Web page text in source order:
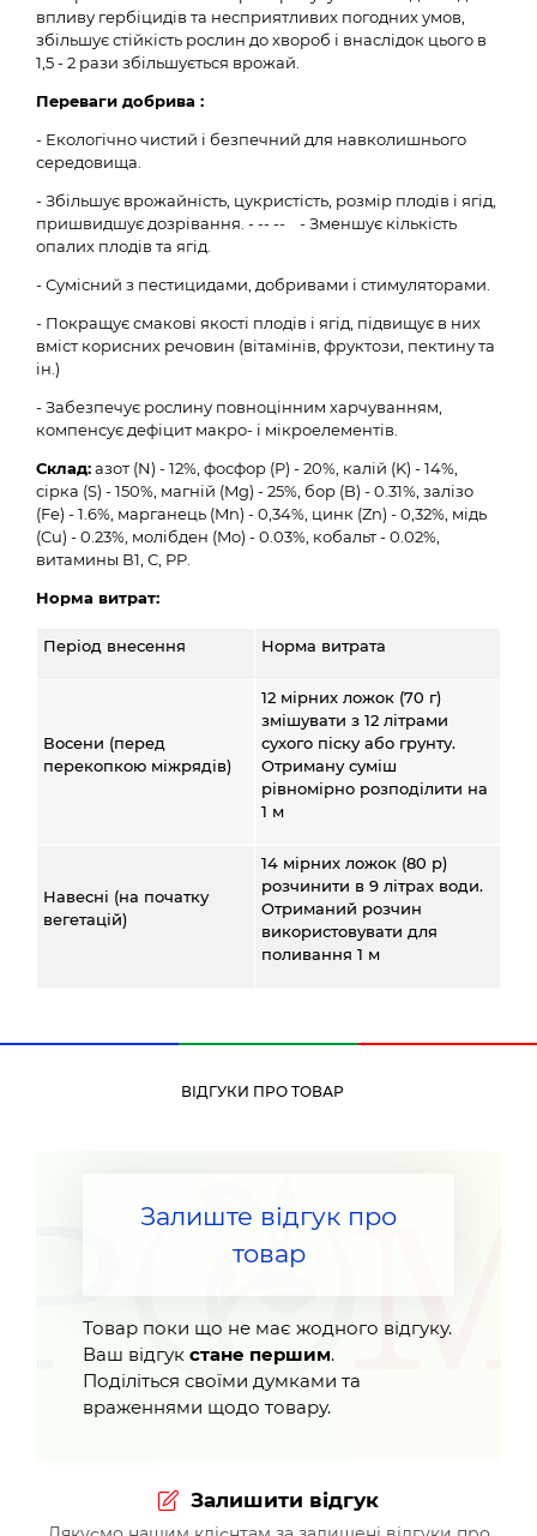
впливу гербіцидів та несприятливих погодних умов,
збільшує стійкість рослин до хвороб і внаслідок цього в
1,5 - 2 рази збільшується врожай.
Переваги добрива :
- Екологічно чистий і безпечний для навколишнього
середовища.
- Збільшує врожайність, цукристість, розмір плодів і ягід,
пришвидшує дозрівання. - -- -- - Зменшує кількість
опалих плодів та ягід.
- Сумісний з пестицидами, добривами і стимуляторами.
- Покращує смакові якості плодів і ягід, підвищує в них
вміст корисних речовин (вітамінів, фруктози, пектину та
ін.)
- Забезпечує рослину повноцінним харчуванням,
компенсує дефіцит макро- і мікроелементів.
Склад:азот (N) - 12%, фосфор (P) - 20%, калій (K) - 14%,
сірка (S) - 150%, магній (Mg) - 25%, бор (B) - 0.31%, залізо
(Fe) - 1.6%, марганець (Mn) - 0,34%, цинк (Zn) - 0,32%, мідь
(Cu) - 0.23%, молібден (Mo) - 0.03%, кобальт - 0.02%,
витамины В1, С, PP.
Норма витрат:
Період внесення Норма витрата
Восени (перед
перекопкою міжрядів)
12 мірних ложок (70 г)
змішувати з 12 літрами
сухого піску або грунту.
Отриману суміш
рівномірно розподілити на
1 м
Навесні (на початку
вегетацій)
14 мірних ложок (80 р)
розчинити в 9 літрах води.
Отриманий розчин
використовувати для
поливання 1 м
ВІДГУКИ ПРО ТОВАР
Залиште відгук про
товар
Товар поки що не має жодного відгуку.
Ваш відгук стане першим.
Поділіться своїми думками та
враженнями щодо товару.
Залишити відгук